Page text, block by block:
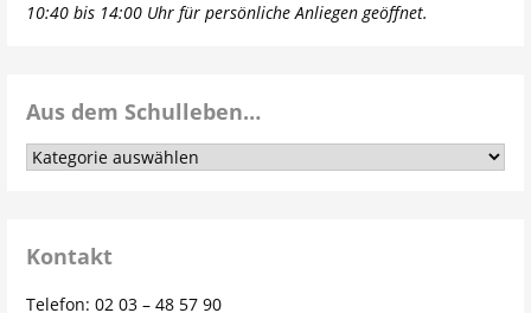
10:40 bis 14:00 Uhr für persönliche Anliegen geöffnet.
Aus dem Schulleben…
Aus
Kontakt
Telefon: 02 03 – 48 57 90